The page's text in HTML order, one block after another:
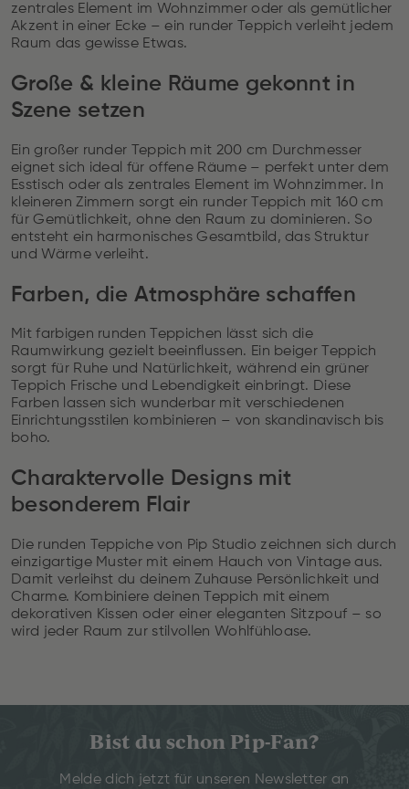
zentrales Element im Wohnzimmer oder als gemütlicher
Akzent in einer Ecke – ein runder Teppich verleiht jedem
Raum das gewisse Etwas.
Große & kleine Räume gekonnt in
Szene setzen
Ein großer runder Teppich mit 200 cm Durchmesser
eignet sich ideal für offene Räume – perfekt unter dem
Esstisch oder als zentrales Element im Wohnzimmer. In
kleineren Zimmern sorgt ein runder Teppich mit 160 cm
für Gemütlichkeit, ohne den Raum zu dominieren. So
entsteht ein harmonisches Gesamtbild, das Struktur
und Wärme verleiht.
Farben, die Atmosphäre schaffen
Mit farbigen runden Teppichen lässt sich die
Raumwirkung gezielt beeinflussen. Ein beiger Teppich
sorgt für Ruhe und Natürlichkeit, während ein grüner
Teppich Frische und Lebendigkeit einbringt. Diese
Farben lassen sich wunderbar mit verschiedenen
Einrichtungsstilen kombinieren – von skandinavisch bis
boho.
Charaktervolle Designs mit
besonderem Flair
Die runden Teppiche von Pip Studio zeichnen sich durch
einzigartige Muster mit einem Hauch von Vintage aus.
Damit verleihst du deinem Zuhause Persönlichkeit und
Charme. Kombiniere deinen Teppich mit einem
dekorativen Kissen oder einer eleganten Sitzpouf – so
wird jeder Raum zur stilvollen Wohlfühloase.
Bist du schon Pip-Fan?
Melde dich jetzt für unseren Newsletter an